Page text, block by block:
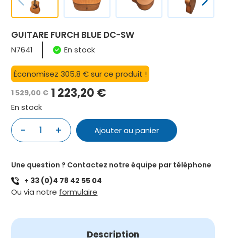
GUITARE FURCH BLUE DC-SW
N7641 En stock
Économisez 305.8 € sur ce produit !
1 529,00€
Le
prix
initial
1
529,00 €.
1 223,20 €
Le
prix
actuel
1
223,20 €.
En stock
-
quantité
FURCH
BLUE
DC-
1 + Ajouter au panier
Une question ? Contactez notre équipe par téléphone
+ 33 (0)4 78 42 55 04
Ou via notre formulaire
Description